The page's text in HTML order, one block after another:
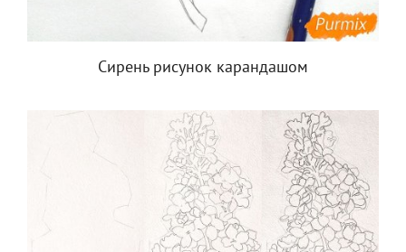
Сирень рисунок карандашом